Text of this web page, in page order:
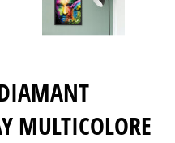
MULTICOLORE